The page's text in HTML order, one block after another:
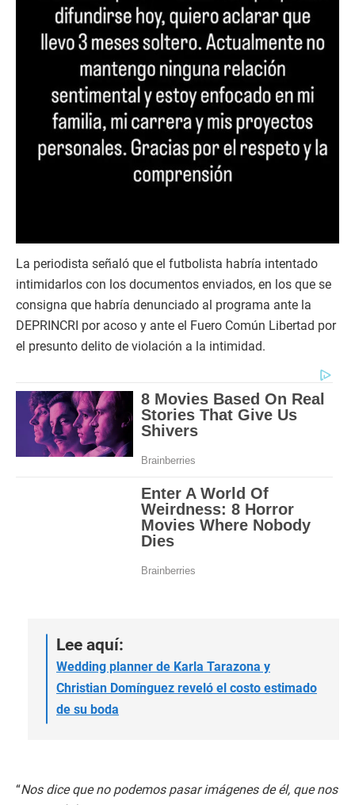
La periodista señaló que el futbolista habría intentado
intimidarlos con los documentos enviados, en los que se
consigna que habría denunciado al programa ante la
DEPRINCRI por acoso y ante el Fuero Común Libertad por
el presunto delito de violación a la intimidad.
Lee aquí:
Wedding planner de Karla Tarazona y
Christian Domínguez reveló el costo estimado
de su boda
“Nos dice que no podemos pasar imágenes de él, que nos